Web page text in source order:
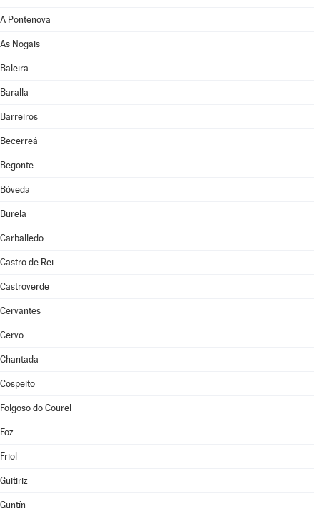
A Pontenova
As Nogais
Baleira
Baralla
Barreiros
Becerreá
Begonte
Bóveda
Burela
Carballedo
Castro de Rei
Castroverde
Cervantes
Cervo
Chantada
Cospeito
Folgoso do Courel
Foz
Friol
Guitiriz
Guntín